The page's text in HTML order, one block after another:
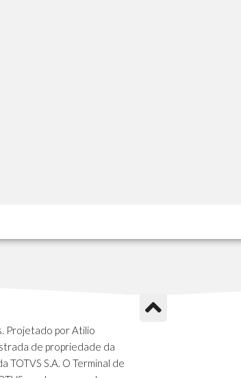
Projetado por Atilio
de propriedade da
TOTVS S.A. O Terminal de